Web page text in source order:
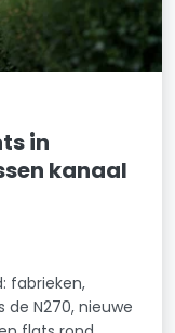
in
kanaal
fabrieken,
N270, nieuwe